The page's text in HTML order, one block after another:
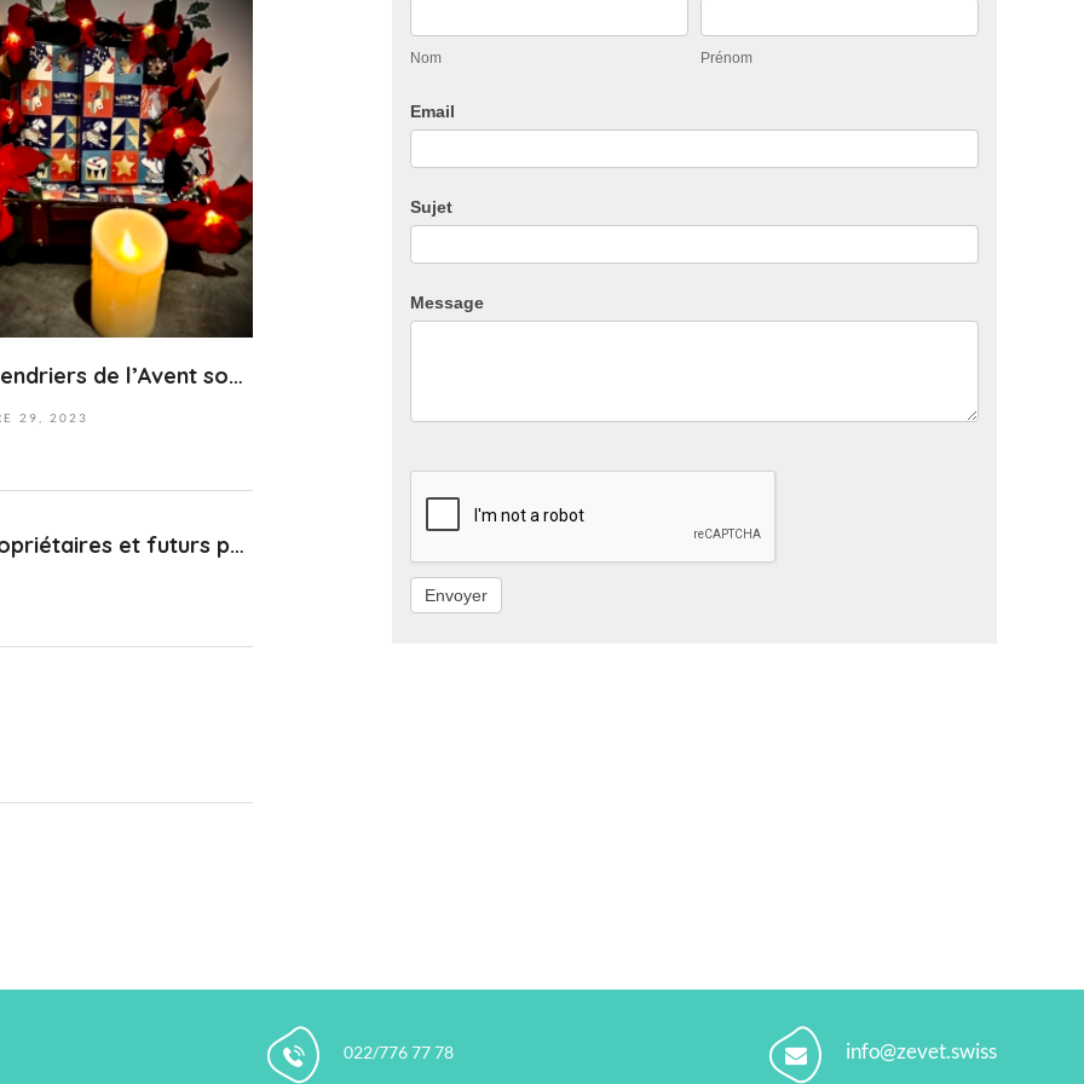
Les calendriers de l’Avent sont disponibles au cabinet.
29, 2023
et futurs propriétaires de chats
vous
Nom Prénom
Email
Sujet
Message
Envoyer
022/776 77 78 info@zevet.swiss